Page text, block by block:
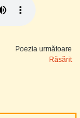
Poezia următoare
Răsărit